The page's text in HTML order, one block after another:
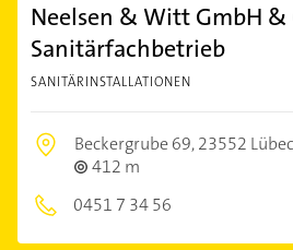
Neelsen & Witt GmbH &
Sanitärfachbetrieb
SANITÄRINSTALLATIONEN
Beckergrube 69,23552
412 m
0451 7 34 56